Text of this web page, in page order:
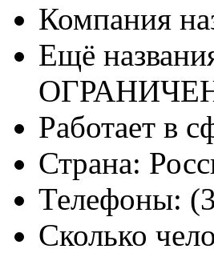
Компания
Ещё
Работает в
Страна:
Телефоны:
Сколько